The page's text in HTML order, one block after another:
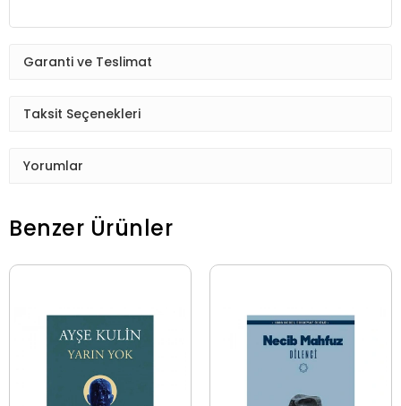
Garanti ve Teslimat
Taksit Seçenekleri
Yorumlar
Benzer Ürünler